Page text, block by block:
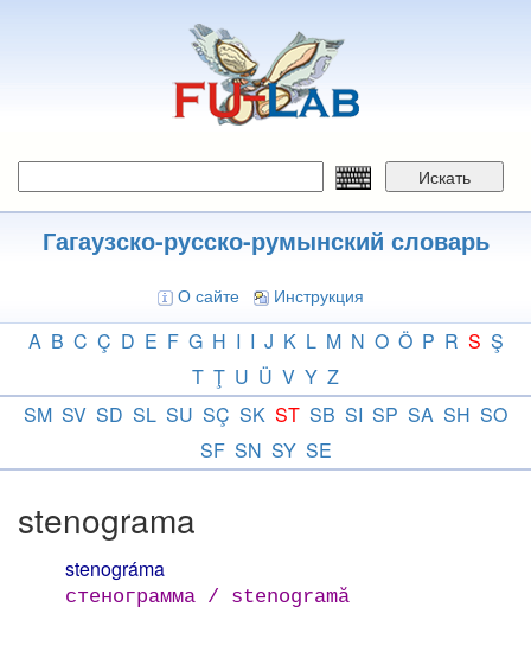
Искать
Гагаузско-русско-румынский словарь
О сайте Инструкция
A B C Ç D E F G H I I J K L M N O Ö P R S Ş
T Ţ U Ü V Y Z
SM SV SD SL SU SÇ SK ST SB SI SP SA SH SO
SF SN SY SE
stenograma
stenográma
стенограмма / stenogramă